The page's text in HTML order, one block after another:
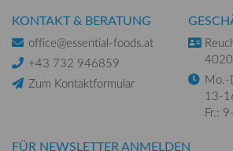
KONTAKT & BERATUNG
office@essential-foods.at
+43 732 946859
Zum Kontaktformular
Mo.-
13-
Fr.:
FÜR NEWSLETTER ANMELDEN